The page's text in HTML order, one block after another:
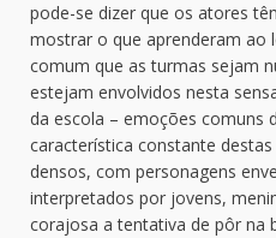
pode-se dizer que os atores
mostrar o que aprenderam ao
comum que as turmas sejam
estejam envolvidos nesta
da escola – emoções comuns
característica constante
densos, com personagens
interpretados por jovens,
corajosa a tentativa de pôr na